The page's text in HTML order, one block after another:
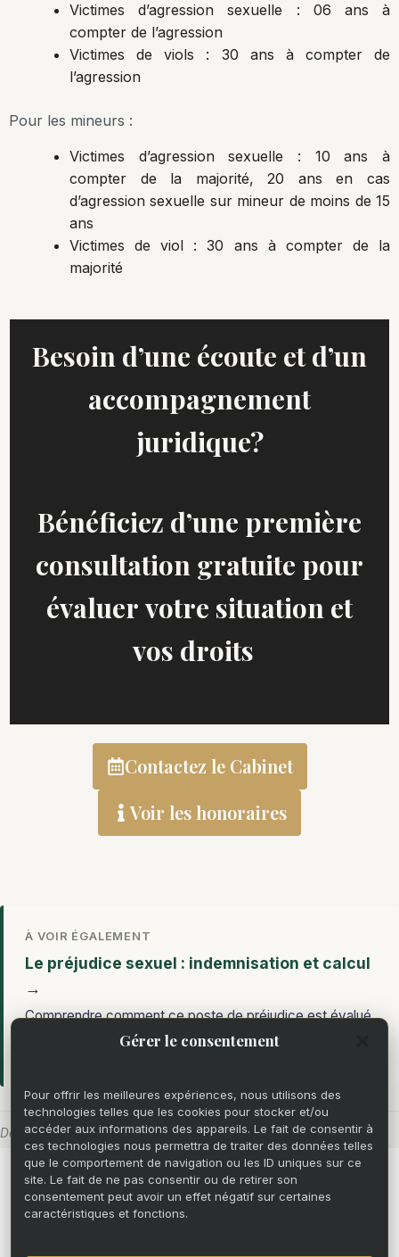
Gérer le consentement
Pour offrir les meilleures expériences, nous utilisons des
technologies telles que les cookies pour stocker et/ou
accéder aux informations des appareils. Le fait de consentir à
ces technologies nous permettra de traiter des données telles
que le comportement de navigation ou les ID uniques sur ce
site. Le fait de ne pas consentir ou de retirer son
consentement peut avoir un effet négatif sur certaines
caractéristiques et fonctions.
Victimes d’agression sexuelle : 06 ans à
compter de l’agression
Victimes de viols : 30 ans à compter de
l’agression
Pour les mineurs :
Victimes d’agression sexuelle : 10 ans à
compter de la majorité, 20 ans en cas
d’agression sexuelle sur mineur de moins de 15
ans
Victimes de viol : 30 ans à compter de la
majorité
Besoin d’une écoute et d’un
accompagnement
juridique?
Bénéficiez d’une première
consultation gratuite pour
évaluer votre situation et
vos droits
Contactez le Cabinet
Voir les honoraires
À VOIR ÉGALEMENT
Le préjudice sexuel : indemnisation et calcul
→
Comprendre comment ce poste de préjudice est évalué
selon le référentiel Mornet 2024 et les arrêts récents de
Dernière mise à jour : 27 mars 2026
Mentions légales
Politique de confidentialité